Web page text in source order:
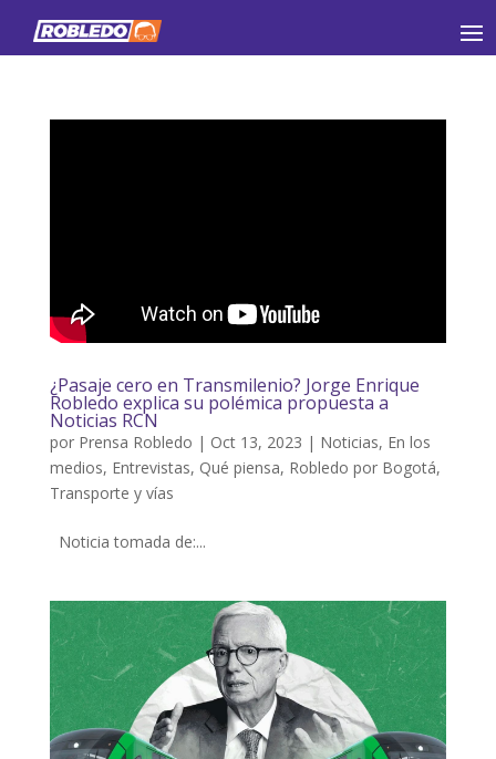
¿Pasaje cero en Transmilenio? Jorge Enrique
Robledo explica su polémica propuesta a
Noticias RCN
por Prensa Robledo | Oct 13, 2023 | Noticias, En los
medios, Entrevistas, Qué piensa, Robledo por Bogotá,
Transporte y vías
Noticia tomada de:...